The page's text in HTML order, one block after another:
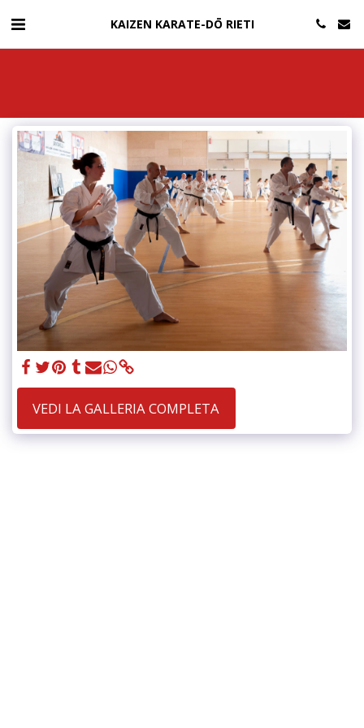
KAIZEN KARATE-DŌ RIETI
VEDI LA GALLERIA COMPLETA